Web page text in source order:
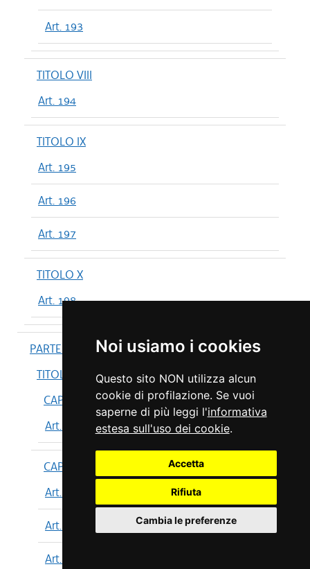
Noi usiamo i cookies
Questo sito NON utilizza alcun
cookie di profilazione. Se vuoi
saperne di più leggi l'informativa
estesa sull'uso dei cookie.
Accetta
Rifiuta
Cambia le preferenze
Art. 193
TITOLO VIII
Art. 194
TITOLO IX
Art. 195
Art. 196
Art. 197
TITOLO X
Art. 198
PARTE IV
TITOLO I
CAPO I
Art. 199
CAPO II
Art. 200
Art. 201
Art. 202